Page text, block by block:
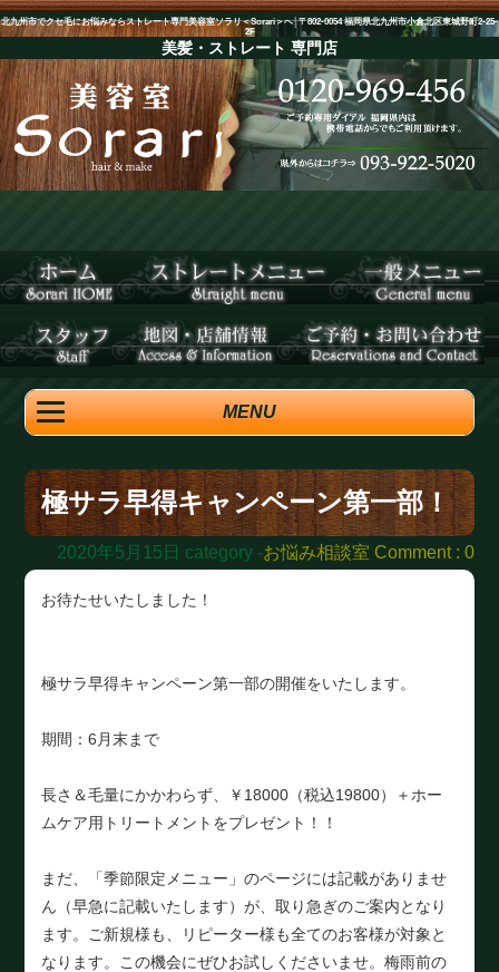
北九州市でクセ毛にお悩みならストレート専門美容室ソラリ＜Sorari＞へ│〒802-0054 福岡県北九州市小倉北区東城野町2-25-
2F
美髪・ストレート 専門店
MENU
極サラ早得キャンペーン第一部！
2020年5月15日 category -お悩み相談室 Comment : 0
お待たせいたしました！
極サラ早得キャンペーン第一部の開催をいたします。
期間：6月末まで
長さ＆毛量にかかわらず、￥18000（税込19800）＋ホー
ムケア用トリートメントをプレゼント！！
まだ、「季節限定メニュー」のページには記載がありませ
ん（早急に記載いたします）が、取り急ぎのご案内となり
ます。ご新規様も、リピーター様も全てのお客様が対象と
なります。この機会にぜひお試しくださいませ。梅雨前の